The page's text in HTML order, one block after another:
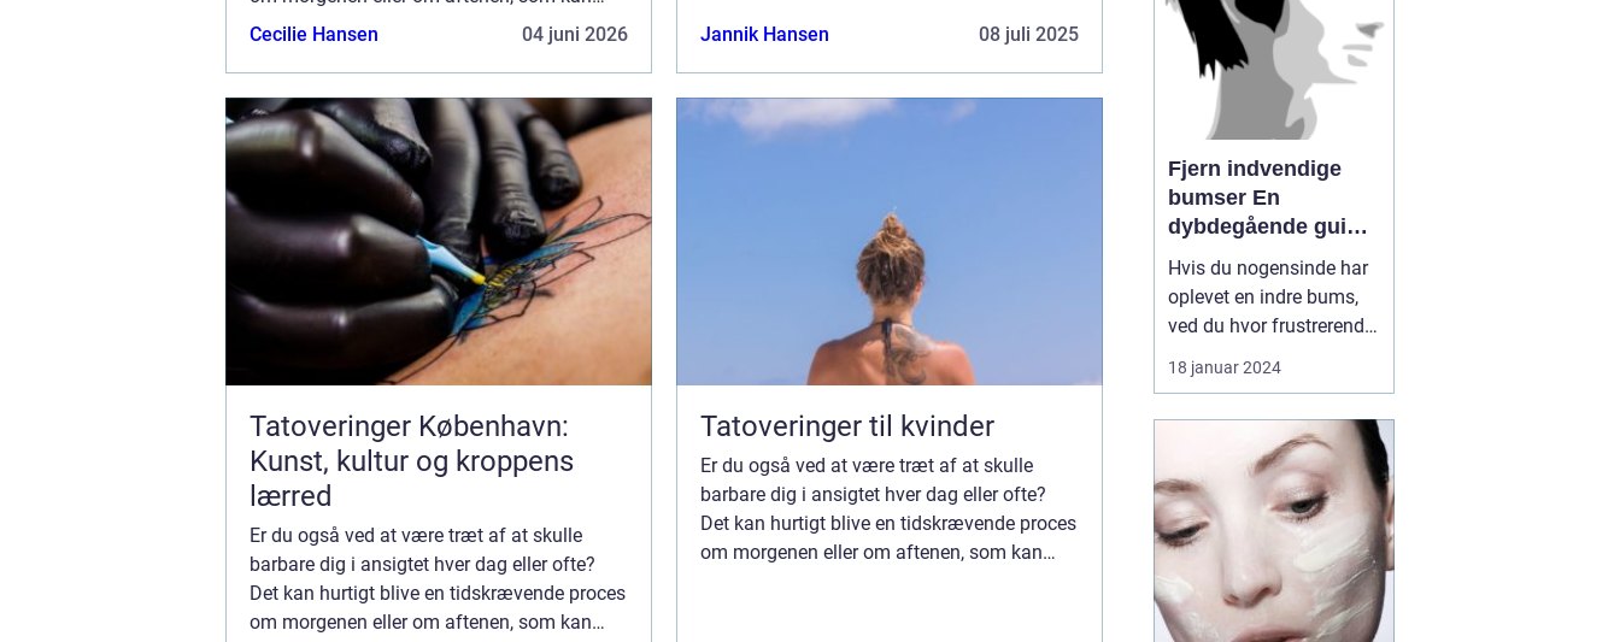
være ret omstændigt, hvis du har travlt og
Cecilie Hansen 04 juni 2026 Jannik Hansen 08 juli 2025
Tatoveringer København:
Kunst, kultur og kroppens
lærred
Er du også ved at være træt af at skulle
barbare dig i ansigtet hver dag eller ofte?
Det kan hurtigt blive en tidskrævende proces
om morgenen eller om aftenen, som kan
Tatoveringer til kvinder
Er du også ved at være træt af at skulle
barbare dig i ansigtet hver dag eller ofte?
Det kan hurtigt blive en tidskrævende proces
om morgenen eller om aftenen, som kan
Fjern indvendige
bumser En
dybdegående guide
til smuk hud
Hvis du nogensinde har
oplevet en indre bums,
ved du hvor frustrerende
og smertefuldt det kan
være. Disse indre
subkutane bumser, kan
være svære at fjerne og
kan efterlade ar og
mærker på huden. I
denne artikel vil vi
uddybe al...
18 januar 2024